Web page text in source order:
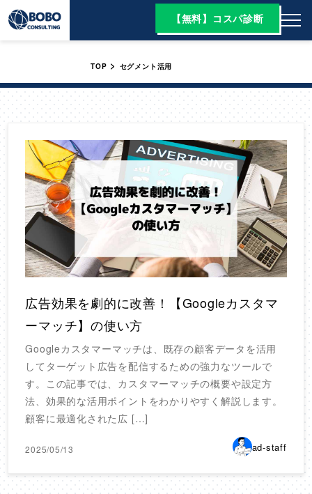
【無料】コスパ診断
TOP > セグメント活用
広告効果を劇的に改善！【Googleカスタマ
ーマッチ】の使い方
Googleカスタマーマッチは、既存の顧客データを活用
してターゲット広告を配信するための強力なツールで
す。この記事では、カスタマーマッチの概要や設定方
法、効果的な活用ポイントをわかりやすく解説します。
顧客に最適化された広 […]
2025/05/13 ad-staff